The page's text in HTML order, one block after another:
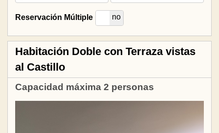
Reservación Múltiple
si no
Habitación Doble con Terraza vistas
al Castillo
Capacidad máxima 2 personas